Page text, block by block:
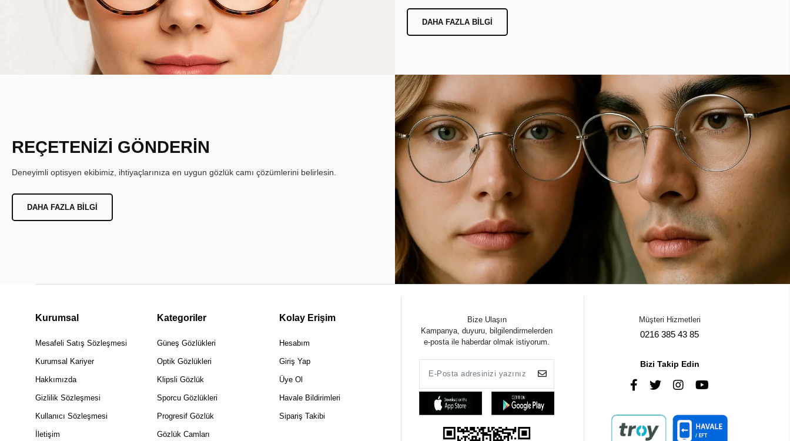
DAHA FAZLA BILGI
REÇETENİZİ GÖNDERİN
Deneyimli optisyen ekibimiz, ihtiyaçlarınıza en uygun gözlük camı çözümlerini belirlesin.
DAHA FAZLA BILGI
Kurumsal
Mesafeli Satış Sözleşmesi
Kurumsal Kariyer
Hakkımızda
Gizlilik Sözleşmesi
Kullanıcı Sözleşmesi
İletişim
Kategoriler
Güneş Gözlükleri
Optik Gözlükleri
Klipsli Gözlük
Sporcu Gözlükleri
Progresif Gözlük
Gözlük Camları
Kolay Erişim
Hesabım
Giriş Yap
Üye Ol
Havale Bildirimleri
Sipariş Takibi
Bize Ulaşın
Kampanya, duyuru, bilgilendirmelerden
e-posta ile haberdar olmak istiyorum.
Müşteri Hizmetleri
0216 385 43 85
Bizi Takip Edin